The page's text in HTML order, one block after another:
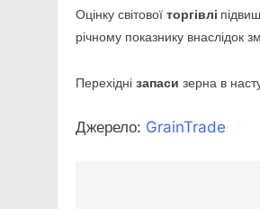
Оцінку світової торгівлі
річному показнику внаслідок
Перехідні запаси зерна в
Джерело: GrainTrade